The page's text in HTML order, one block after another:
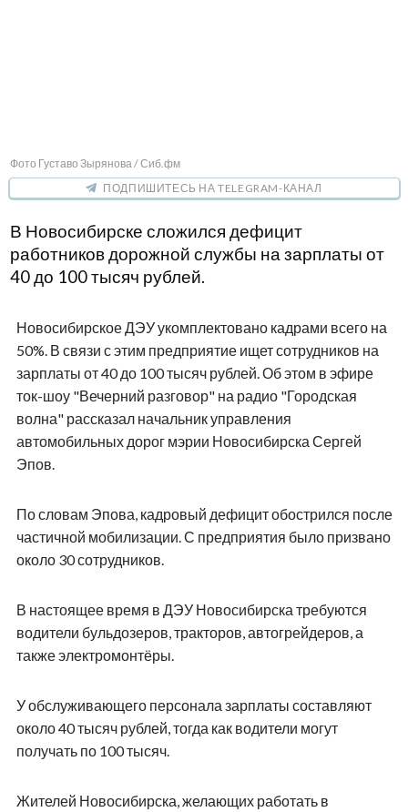
Фото Густаво Зырянова / Сиб.фм
ПОДПИШИТЕСЬ НА TELEGRAM-КАНАЛ
В Новосибирске сложился дефицит
работников дорожной службы на зарплаты от
40 до 100 тысяч рублей.
Новосибирское ДЭУ укомплектовано кадрами всего на
50%. В связи с этим предприятие ищет сотрудников на
зарплаты от 40 до 100 тысяч рублей. Об этом в эфире
ток-шоу "Вечерний разговор" на радио "Городская
волна" рассказал начальник управления
автомобильных дорог мэрии Новосибирска Сергей
Эпов.
По словам Эпова, кадровый дефицит обострился после
частичной мобилизации. С предприятия было призвано
около 30 сотрудников.
В настоящее время в ДЭУ Новосибирска требуются
водители бульдозеров, тракторов, автогрейдеров, а
также электромонтёры.
У обслуживающего персонала зарплаты составляют
около 40 тысяч рублей, тогда как водители могут
получать по 100 тысяч.
Жителей Новосибирска, желающих работать в